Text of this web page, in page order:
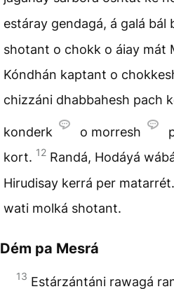
estáray gendagá, á galá bál
shotant o chokk o áiay mát
Kóndhán kaptant o
chizzáni dhabbahesh pach
konderk o morresh
kort. 12 Randá, Hodáyá
Hirudisay kerrá per
wati molká shotant.
Dém pa Mesrá
13 Estárzántáni rawagá